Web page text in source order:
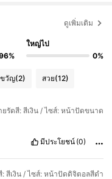
ดูเพิ่มเติม
ใหญ่ไป
0%
วัญ(2) สวย(12)
ยรัดสี: สีเงิน / ไซส์: หน้าปัดขนาด
มีประโยชน์ (0)
: สีเงิน / ไซส์: หน้าปัดดิจิตอลสีดำ